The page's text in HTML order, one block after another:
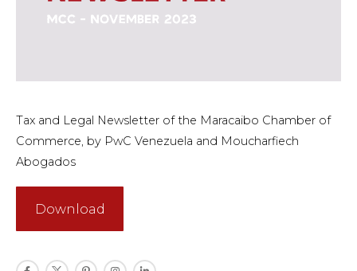
Tax and Legal Newsletter of the Maracaibo Chamber of
Commerce, by PwC Venezuela and Moucharfiech
Abogados
Download